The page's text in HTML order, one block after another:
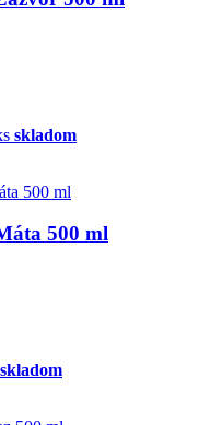
skladom
500 ml
skladom